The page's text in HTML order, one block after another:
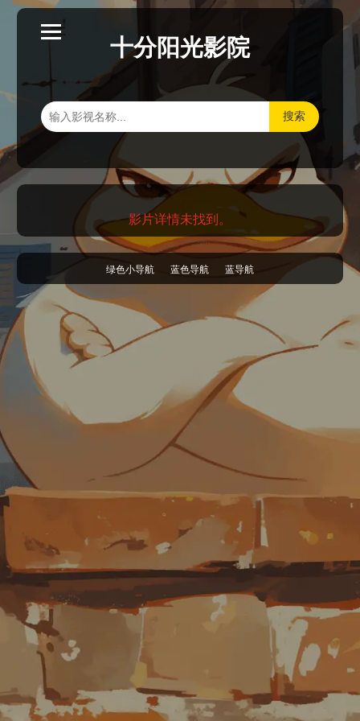
十分阳光影院
搜索
影片详情未找到。
绿色小导航 蓝色导航 蓝导航